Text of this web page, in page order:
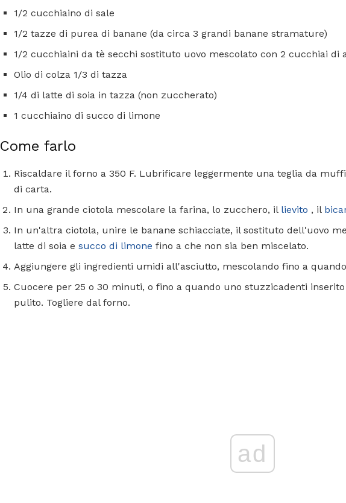
1/2 cucchiaino di sale
1/2 tazze di purea di banane (da circa 3 grandi banane stramature)
1/2 cucchiaini da tè secchi sostituto uovo mescolato con 2 cucchiai di
Olio di colza 1/3 di tazza
1/4 di latte di soia in tazza (non zuccherato)
1 cucchiaino di succo di limone
Come farlo
Riscaldare il forno a 350 F. Lubrificare leggermente una teglia da
di carta.
In una grande ciotola mescolare la farina, lo zucchero, il lievito , il
In un'altra ciotola, unire le banane schiacciate, il sostituto dell'uovo
latte di soia e succo di limone fino a che non sia ben miscelato.
Aggiungere gli ingredienti umidi all'asciutto, mescolando fino a
Cuocere per 25 o 30 minuti, o fino a quando uno stuzzicadenti
pulito. Togliere dal forno.
ad